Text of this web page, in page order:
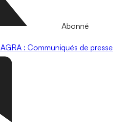
Abonné
AGRA : Communiqués de presse